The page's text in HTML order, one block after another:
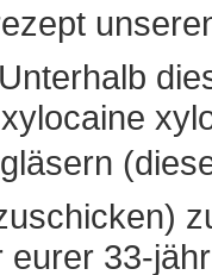
33-